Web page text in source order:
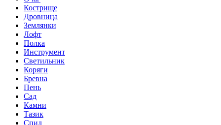
Кострище
Дровница
Землянки
Лофт
Полка
Инструмент
Светильник
Коряги
Бревна
Пень
Сад
Камни
Тазик
Спил